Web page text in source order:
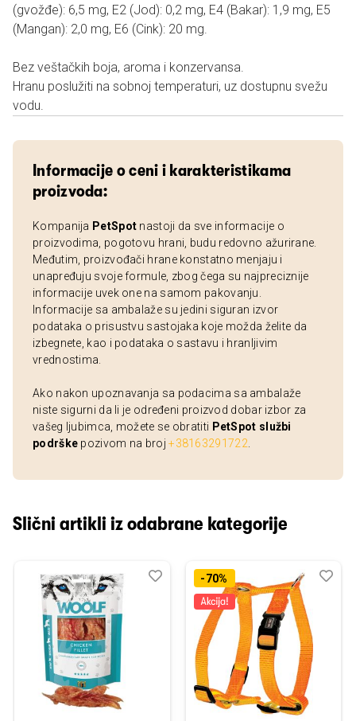
(gvožđe): 6,5 mg, E2 (Jod): 0,2 mg, E4 (Bakar): 1,9 mg, E5
(Mangan): 2,0 mg, E6 (Cink): 20 mg.
Bez veštačkih boja, aroma i konzervansa.
Hranu poslužiti na sobnoj temperaturi, uz dostupnu svežu
vodu.
Informacije o ceni i karakteristikama
proizvoda:
Kompanija PetSpot nastoji da sve informacije o
proizvodima, pogotovu hrani, budu redovno ažurirane.
Međutim, proizvođači hrane konstatno menjaju i
unapređuju svoje formule, zbog čega su najpreciznije
informacije uvek one na samom pakovanju.
Informacije sa ambalaže su jedini siguran izvor
podataka o prisustvu sastojaka koje možda želite da
izbegnete, kao i podataka o sastavu i hranljivim
vrednostima.
Ako nakon upoznavanja sa podacima sa ambalaže
niste sigurni da li je određeni proizvod dobar izbor za
vašeg ljubimca, možete se obratiti PetSpot službi
podrške pozivom na broj+38163291722
Slični artikli iz odabrane kategorije
Dodaj
Uporedi-70%